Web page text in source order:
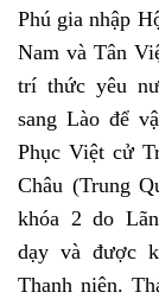
Phú gia nhập
Nam và Tân
trí thức yêu
sang Lào để
Phục Việt cử
Châu (Trung
khóa 2 do
dạy và được
Thanh niên.